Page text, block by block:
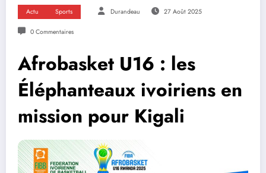
Actu Sports Durandeau 27 Août 2025
0 Commentaires
Afrobasket U16 : les
Éléphanteaux ivoiriens en
mission pour Kigali